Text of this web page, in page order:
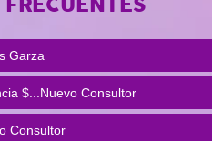
Garza
$...Nuevo Consultor
Consultor